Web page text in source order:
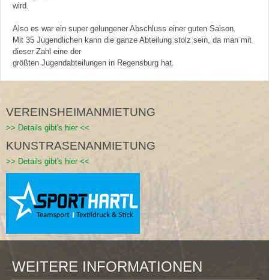
wird.
Also es war ein super gelungener Abschluss einer guten Saison.
Mit 35 Jugendlichen kann die ganze Abteilung stolz sein, da man mit
dieser Zahl eine der
größten Jugendabteilungen in Regensburg hat.
VEREINSHEIMANMIETUNG
>> Details gibt's hier <<
KUNSTRASENANMIETUNG
>> Details gibt's hier <<
WEITERE INFORMATIONEN